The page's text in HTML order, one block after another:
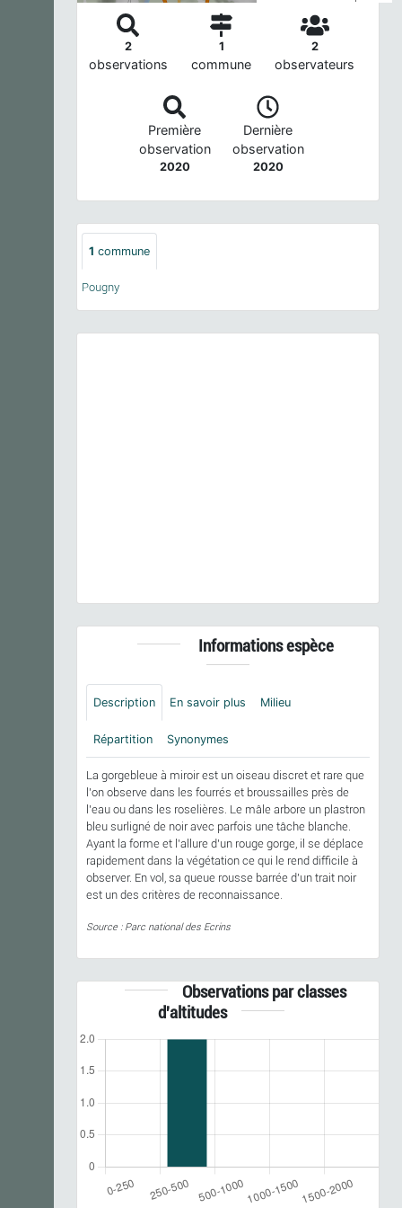
2
observations
1
commune
2
observateurs
Première
observation
2020
Dernière
observation
2020
1 commune
Pougny
Informations espèce
Description En savoir plus Milieu
Répartition Synonymes
La gorgebleue à miroir est un oiseau discret et rare que
l'on observe dans les fourrés et broussailles près de
l’eau ou dans les roselières. Le mâle arbore un plastron
bleu surligné de noir avec parfois une tâche blanche.
Ayant la forme et l’allure d’un rouge gorge, il se déplace
rapidement dans la végétation ce qui le rend difficile à
observer. En vol, sa queue rousse barrée d'un trait noir
est un des critères de reconnaissance.
Source : Parc national des Ecrins
Observations par classes
d'altitudes